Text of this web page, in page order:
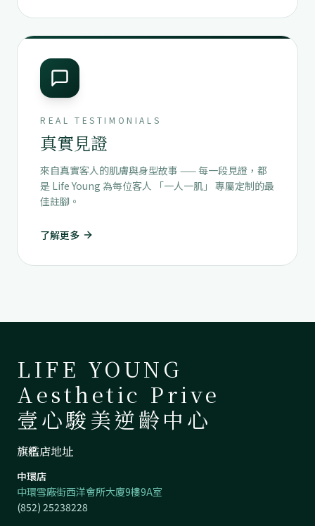
REAL TESTIMONIALS
真實見證
來自真實客人的肌膚與身型故事 —— 每一段見證，都
是 Life Young 為每位客人 「一人一肌」 專屬定制的最
佳註腳。
了解更多
LIFE YOUNG
Aesthetic Prive
壹心駿美逆齡中心
旗艦店地址
中環店
中環雪廠街西洋會所大廈9樓9A室
(852) 25238228